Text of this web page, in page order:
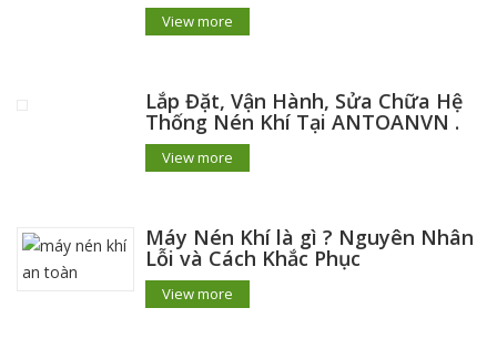
View more
Lắp Đặt, Vận Hành, Sửa Chữa Hệ
Thống Nén Khí Tại ANTOANVN .
View more
Máy Nén Khí là gì ? Nguyên Nhân
Lỗi và Cách Khắc Phục
View more